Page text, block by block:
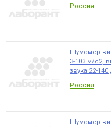
Россия
Шумомер-
3-103 м/с2,
звука 22-140
Россия
Шумомер-